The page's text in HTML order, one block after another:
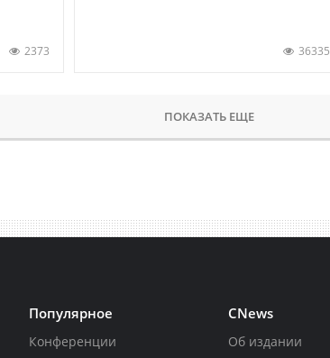
2373 36335
ПОКАЗАТЬ ЕЩЕ
Популярное
Конференции
CNews
Об издании